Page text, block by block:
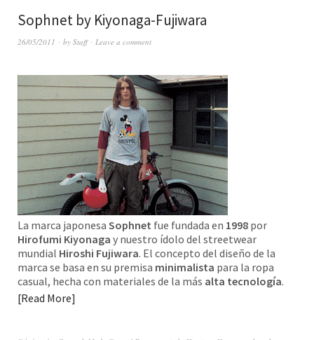
Sophnet by Kiyonaga-Fujiwara
26/05/2011 by Staff Leave a comment
La marca japonesa Sophnet fue fundada en 1998 por
Hirofumi Kiyonaga y nuestro ídolo del streetwear
mundial Hiroshi Fujiwara. El concepto del diseño de la
marca se basa en su premisa minimalista para la ropa
casual, hecha con materiales de la más alta tecnología.
Read More